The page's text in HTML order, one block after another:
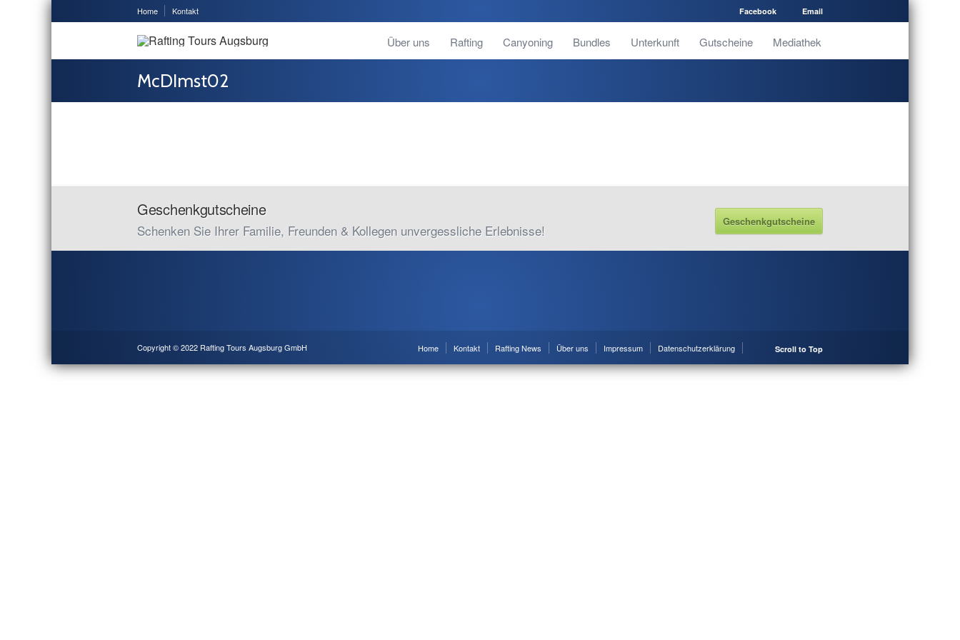
Home Kontakt Facebook Email
Über uns Rafting Canyoning Bundles Unterkunft Gutscheine Mediathek
McDImst02
Geschenkgutscheine
Schenken Sie Ihrer Familie, Freunden & Kollegen unvergessliche Erlebnisse!
Geschenkgutscheine
Copyright © 2022 Rafting Tours Augsburg GmbH Scroll to Top
Home Kontakt Rafting News Über uns Impressum Datenschutzerklärung